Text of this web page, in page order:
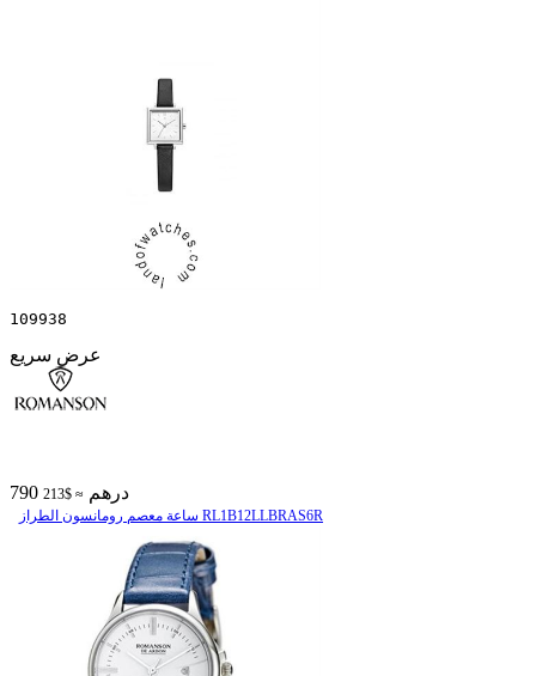
109938
عرض سريع
790 درهم ≈ $213
ساعة معصم رومانسون الطراز RL1B12LLBRAS6R